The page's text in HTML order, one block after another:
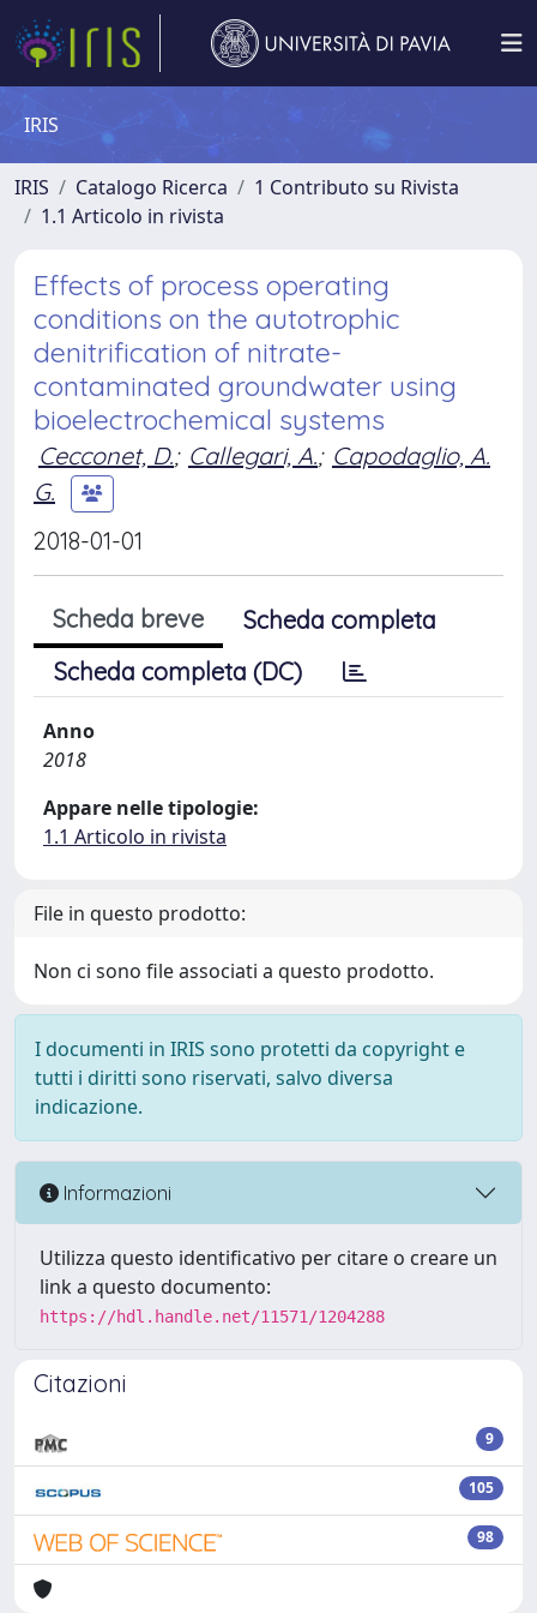
IRIS
IRIS Catalogo Ricerca
1 Contributo su Rivista
1.1 Articolo in rivista
Effects of process operating
conditions on the autotrophic
denitrification of nitrate-
contaminated groundwater using
bioelectrochemical systems
Cecconet, D.; Callegari, A.; Capodaglio, A.
G.
2018-01-01
Scheda breve
Scheda completa
Scheda completa (DC)
Anno
2018
Appare nelle tipologie:
1.1 Articolo in rivista
File in questo prodotto:
Non ci sono file associati a questo prodotto.
I documenti in IRIS sono protetti da copyright e
tutti i diritti sono riservati, salvo diversa
indicazione.
Informazioni
Utilizza questo identificativo per citare o creare un
link a questo documento:
https://hdl.handle.net/11571/1204288
Citazioni
9
105
98